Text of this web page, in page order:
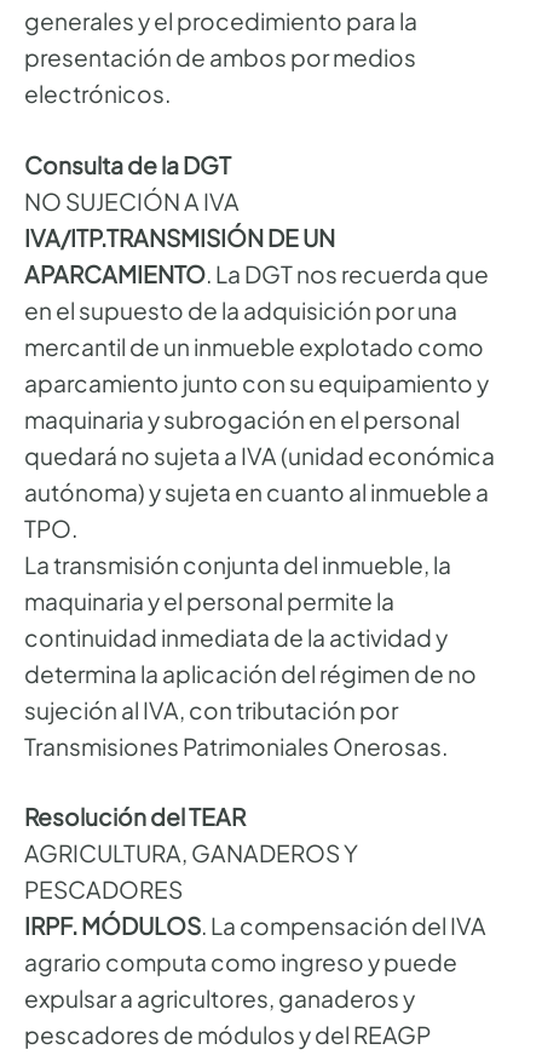
generales y el procedimiento para la
presentación de ambos por medios
electrónicos.
Consulta de la DGT
NO SUJECIÓN A IVA
IVA/ITP.TRANSMISIÓN DE UN
APARCAMIENTO . La DGT nos recuerda que
en el supuesto de la adquisición por una
mercantil de un inmueble explotado como
aparcamiento junto con su equipamiento y
maquinaria y subrogación en el personal
quedará no sujeta a IVA (unidad económica
autónoma) y sujeta en cuanto al inmueble a
TPO.
La transmisión conjunta del inmueble, la
maquinaria y el personal permite la
continuidad inmediata de la actividad y
determina la aplicación del régimen de no
sujeción al IVA, con tributación por
Transmisiones Patrimoniales Onerosas.
Resolución del TEAR
AGRICULTURA, GANADEROS Y
PESCADORES
IRPF. MÓDULOS. La compensación del IVA
agrario computa como ingreso y puede
expulsar a agricultores, ganaderos y
pescadores de módulos y del REAGP